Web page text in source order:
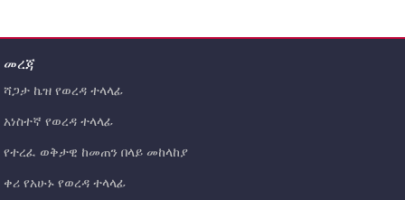
መረጃ
ሻጋታ ኬዝ የወረዳ ተላላፊ
አነስተኛ የወረዳ ተላላፊ
የተረፈ ወቅታዊ ከመጠን በላይ መከላከያ
ቀሪ የአሁኑ የወረዳ ተላላፊ